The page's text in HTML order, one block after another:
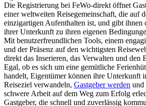
Die Registrierung bei FeWo-direkt öffnet
einer weltweiten Reisegemeinschaft, die auf
einzigartigen Aufenthalten ist, und gibt
ihrer Unterkunft zu ihren eigenen
Mit benutzerfreundlichen Tools, einem
und der Präsenz auf den wichtigsten
direkt das Inserieren, das Verwalten und den
Egal, ob es sich um eine gemütliche
handelt, Eigentümer können ihre Unterkunft
Reiseziel verwandeln, Gastgeber werden und
schwere Arbeit auf dem Weg zum Erfolg
Gastgeber, die schnell und zuverlässig